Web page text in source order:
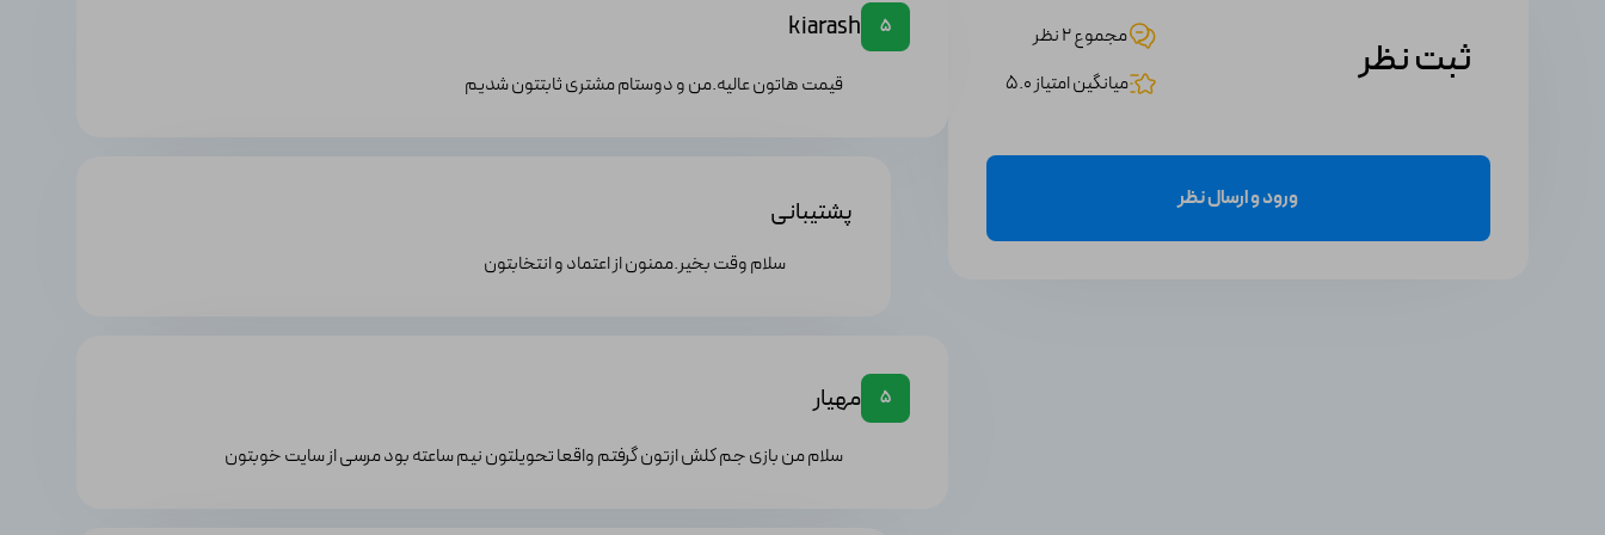
7. در اینجا، اطلاعات مربوط به سفارش خود را با دقت وارد کنید.
ثبت نظر
مجموع 2 نظر
میانگین امتیاز 5.0
ورود و ارسال نظر
5
kiarash
قیمت هاتون عالیه.من و دوستام مشتری ثابتتون شدیم
پشتیبانی
سلام وقت بخیر.ممنون از اعتماد و انتخابتون
5 مهیار
سلام من بازی جم کلش ازتون گرفتم واقعا تحویلتون نیم ساعته بود مرسی از سایت خوبتون